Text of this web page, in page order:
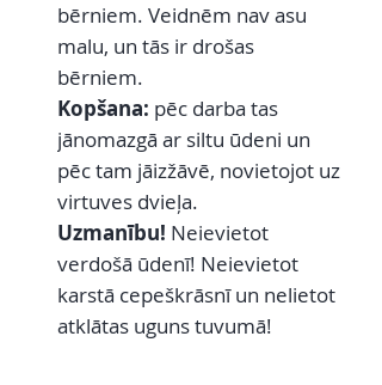
bērniem. Veidnēm nav asu
malu, un tās ir drošas
bērniem.
Kopšana: pēc darba tas
jānomazgā ar siltu ūdeni un
pēc tam jāizžāvē, novietojot uz
virtuves dvieļa.
Uzmanību! Neievietot
verdošā ūdenī! Neievietot
karstā cepeškrāsnī un nelietot
atklātas uguns tuvumā!